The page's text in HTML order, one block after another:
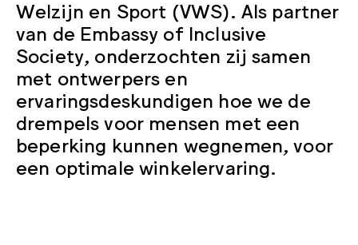
Welzijn en Sport (VWS). Als partner
van de Embassy of Inclusive
Society, onderzochten zij samen
met ontwerpers en
ervaringsdeskundigen hoe we de
drempels voor mensen met een
beperking kunnen wegnemen, voor
een optimale winkelervaring.